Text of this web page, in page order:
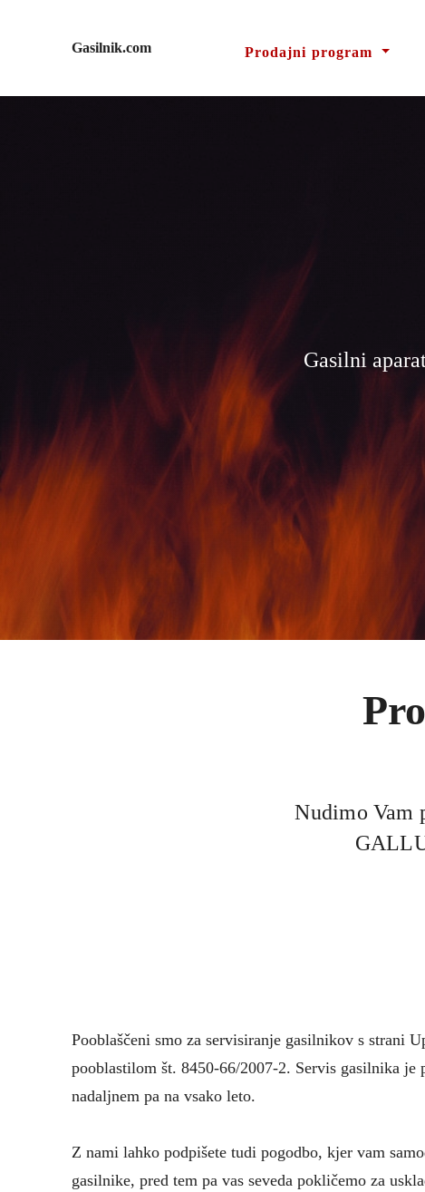
Gasilnik.com Prodajni program
Gasilni
Nudimo Vam
Pooblaščeni smo za servisiranje gasilnikov s strani
pooblastilom št. 8450-66/2007-2. Servis gasilnika
nadaljnem pa na vsako leto.
Z nami lahko podpišete tudi pogodbo, kjer vam
gasilnike, pred tem pa vas seveda pokličemo za